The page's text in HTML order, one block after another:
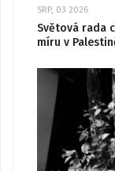
SRP, 03 2026
Světová rada
míru v